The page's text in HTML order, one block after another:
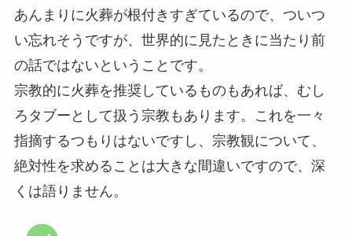
あんまりに火葬が根付きすぎているので、ついつ
い忘れそうですが、世界的に見たときに当たり前
の話ではないということです。
宗教的に火葬を推奨しているものもあれば、むし
ろタブーとして扱う宗教もあります。これを一々
指摘するつもりはないですし、宗教観について、
絶対性を求めることは大きな間違いですので、深
くは語りません。